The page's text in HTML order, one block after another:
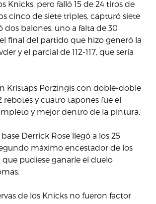
Knicks, pero falló 15 de 24 tiros de
cinco de siete triples, capturó siete
dos balones, uno a falta de 30
final del partido que hizo generó la
y el parcial de 112-117, que sería
Kristaps Porzingis con doble-doble
rebotes y cuatro tapones fue el
y mejor dentro de la pintura.
Derrick Rose llegó a los 25
máximo encestador de los
que pudiese ganarle el duelo
de los Knicks no fueron factor